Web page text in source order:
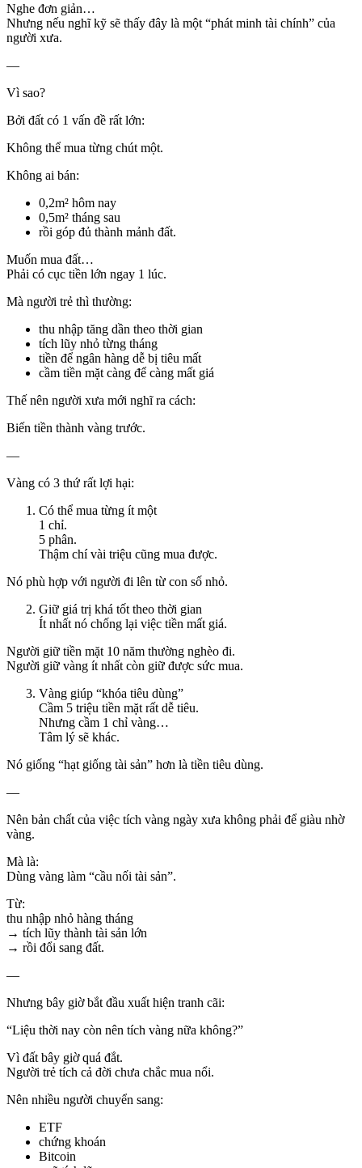
Nghe đơn giản…
Nhưng nếu nghĩ kỹ sẽ thấy đây là một “phát minh tài chính” của
người xưa.
—
Vì sao?
Bởi đất có 1 vấn đề rất lớn:
Không thể mua từng chút một.
Không ai bán:
0,2m² hôm nay
0,5m² tháng sau
rồi góp đủ thành mảnh đất.
Muốn mua đất…
Phải có cục tiền lớn ngay 1 lúc.
Mà người trẻ thì thường:
thu nhập tăng dần theo thời gian
tích lũy nhỏ từng tháng
tiền để ngân hàng dễ bị tiêu mất
cầm tiền mặt càng để càng mất giá
Thế nên người xưa mới nghĩ ra cách:
Biến tiền thành vàng trước.
—
Vàng có 3 thứ rất lợi hại:
Có thể mua từng ít một
1 chỉ.
5 phân.
Thậm chí vài triệu cũng mua được.
Nó phù hợp với người đi lên từ con số nhỏ.
Giữ giá trị khá tốt theo thời gian
Ít nhất nó chống lại việc tiền mất giá.
Người giữ tiền mặt 10 năm thường nghèo đi.
Người giữ vàng ít nhất còn giữ được sức mua.
Vàng giúp “khóa tiêu dùng”
Cầm 5 triệu tiền mặt rất dễ tiêu.
Nhưng cầm 1 chỉ vàng…
Tâm lý sẽ khác.
Nó giống “hạt giống tài sản” hơn là tiền tiêu dùng.
—
Nên bản chất của việc tích vàng ngày xưa không phải để giàu nhờ
vàng.
Mà là:
Dùng vàng làm “cầu nối tài sản”.
Từ:
thu nhập nhỏ hàng tháng
→ tích lũy thành tài sản lớn
→ rồi đổi sang đất.
—
Nhưng bây giờ bắt đầu xuất hiện tranh cãi:
“Liệu thời nay còn nên tích vàng nữa không?”
Vì đất bây giờ quá đắt.
Người trẻ tích cả đời chưa chắc mua nổi.
Nên nhiều người chuyển sang:
ETF
chứng khoán
Bitcoin